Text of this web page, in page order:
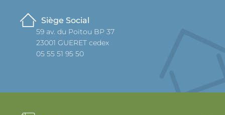
Siège Social
59 av. du Poitou BP 37
23001 GUERET cedex
05 55 51 95 50